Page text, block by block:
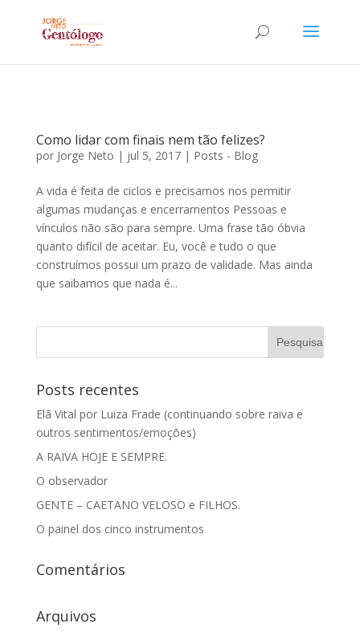
Como lidar com finais nem tão felizes?
por Jorge Neto | jul 5, 2017| Posts - Blog
A vida é feita de ciclos e precisamos nos permitir
algumas mudanças e encerramentos Pessoas e
vínculos não são para sempre. Uma frase tão óbvia
quanto difícil de aceitar. Eu, você e tudo o que
construímos possui um prazo de validade. Mas ainda
que saibamos que nada é...
Posts recentes
Elã Vital por Luiza Frade (continuando sobre raiva e
outros sentimentos/emoções)
A RAIVA HOJE E SEMPRE.
O observador
GENTE – CAETANO VELOSO e FILHOS.
O painel dos cinco instrumentos
Comentários
Arquivos